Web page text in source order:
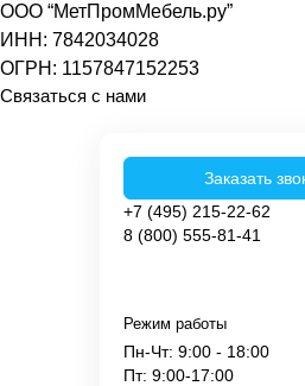
ООО “МетПромМебель.ру”
ИНН: 7842034028
ОГРН: 1157847152253
Связаться с нами
8 (800) 555-81-41
+7 (495) 215-22-62
Заказать
Режим работы
Пн-Чт: 9:00 - 18:00
Пт: 9:00-17:00